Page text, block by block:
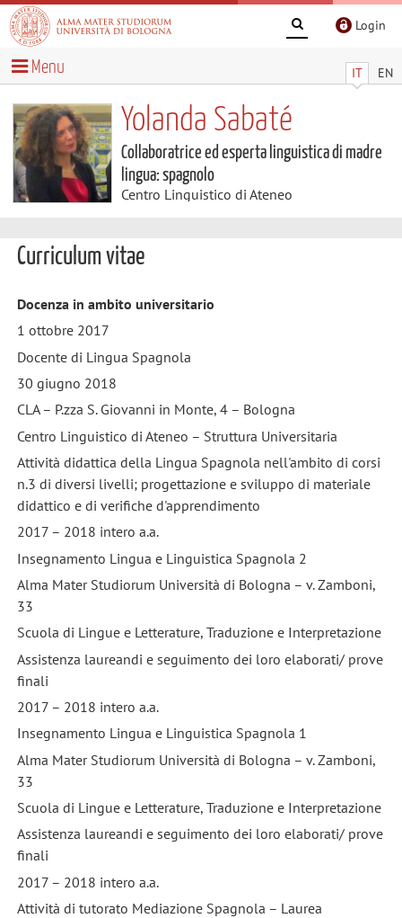
Login
IT EN
Menu
Yolanda Sabaté
Collaboratrice ed esperta linguistica di madre
lingua: spagnolo
Centro Linguistico di Ateneo
Curriculum vitae
Docenza in ambito universitario
1 ottobre 2017
Docente di Lingua Spagnola
30 giugno 2018
CLA – P.zza S. Giovanni in Monte, 4 – Bologna
Centro Linguistico di Ateneo – Struttura Universitaria
Attività didattica della Lingua Spagnola nell'ambito di corsi
n.3 di diversi livelli; progettazione e sviluppo di materiale
didattico e di verifiche d'apprendimento
2017 – 2018 intero a.a.
Insegnamento Lingua e Linguistica Spagnola 2
Alma Mater Studiorum Università di Bologna – v. Zamboni,
33
Scuola di Lingue e Letterature, Traduzione e Interpretazione
Assistenza laureandi e seguimento dei loro elaborati/ prove
finali
2017 – 2018 intero a.a.
Insegnamento Lingua e Linguistica Spagnola 1
Alma Mater Studiorum Università di Bologna – v. Zamboni,
33
Scuola di Lingue e Letterature, Traduzione e Interpretazione
Assistenza laureandi e seguimento dei loro elaborati/ prove
finali
2017 – 2018 intero a.a.
Attività di tutorato Mediazione Spagnola – Laurea